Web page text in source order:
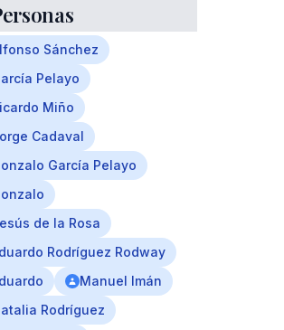
Sánchez
Pelayo
Miño
Cadaval
García Pelayo
de la Rosa
Rodríguez Rodway
Manuel Imán
Rodríguez